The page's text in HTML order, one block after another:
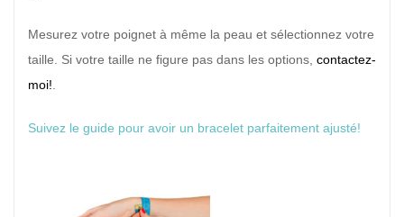
Mesurez votre poignet à même la peau et sélectionnez votre
taille. Si votre taille ne figure pas dans les options, contactez-
moi!.
Suivez le guide pour avoir un bracelet parfaitement ajusté!